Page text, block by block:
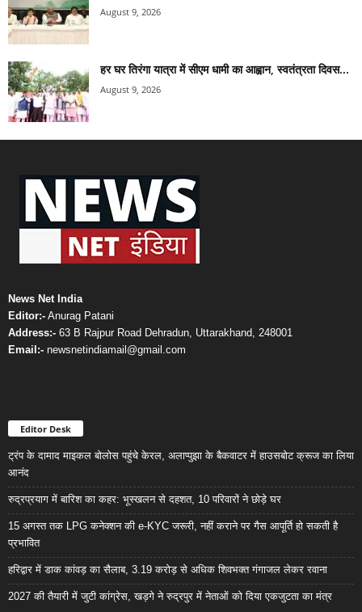
August 9, 2026
हर घर तिरंगा यात्रा में सीएम धामी का आह्वान, स्वतंत्रता दिवस...
August 9, 2026
News Net India
Editor:- Anurag Patani
Address:- 63 B Rajpur Road Dehradun, Uttarakhand, 248001
Email:- newsnetindiamail@gmail.com
Editor Desk
ट्रंप के दामाद माइकल बोलोस पहुंचे केरल, अलाप्पुझा के बैकवाटर में हाउसबोट क्रूज का लिया
आनंद
रुद्रप्रयाग में बारिश का कहर: भूस्खलन से दहशत, 10 परिवारों ने छोड़े घर
15 अगस्त तक LPG कनेक्शन की e-KYC जरूरी, नहीं कराने पर गैस आपूर्ति हो सकती है
प्रभावित
हरिद्वार में डाक कांवड़ का सैलाब, 3.19 करोड़ से अधिक शिवभक्त गंगाजल लेकर रवाना
2027 की तैयारी में जुटी कांग्रेस, खड़गे ने रुद्रपुर में नेताओं को दिया एकजुटता का मंत्र